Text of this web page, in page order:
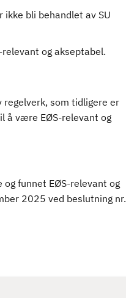
bli behandlet av SU
og akseptabel.
som tidligere er
å være EØS-relevant og
funnet EØS-relevant og
2025 ved beslutning nr.